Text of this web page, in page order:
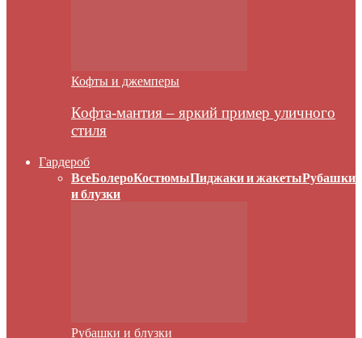
Кофты и джемперы
Кофта-мантия – яркий пример уличного
стиля
Гардероб
ВсеБолероКостюмыПиджаки и жакетыРубашки
и блузки
Рубашки и блузки